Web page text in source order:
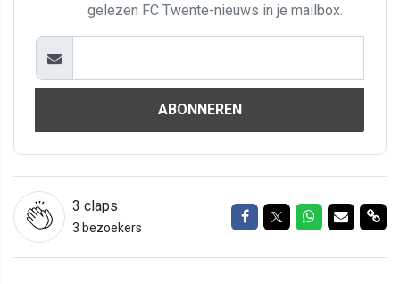
gelezen FC Twente-nieuws in je mailbox.
ABONNEREN
3 claps
3 bezoekers
Delen op Facebook
Delen op Twitter
Delen op
Delen